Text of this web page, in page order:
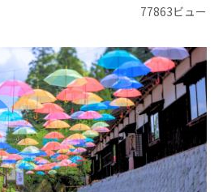
77863ビュー